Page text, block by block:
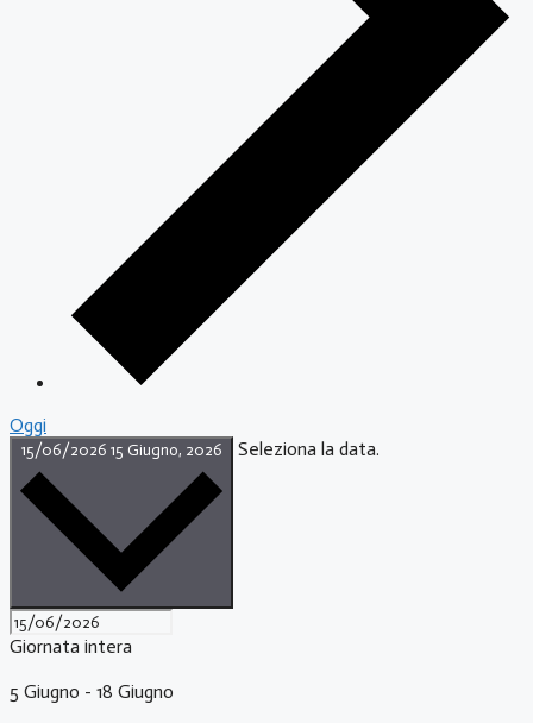
Oggi
15/06/2026 15 Giugno, 2026 Seleziona la data.
Giornata intera
5 Giugno - 18 Giugno